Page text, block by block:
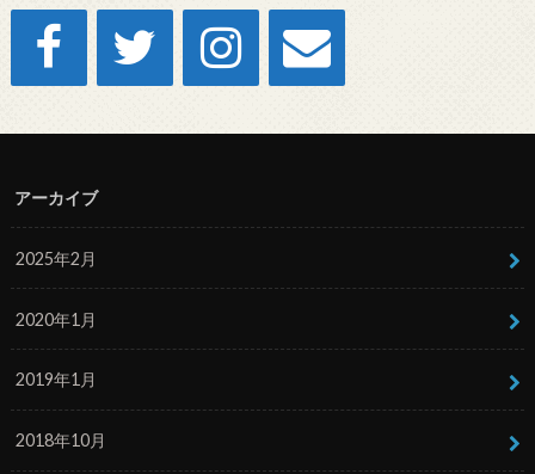
アーカイブ
2025年2月
2020年1月
2019年1月
2018年10月